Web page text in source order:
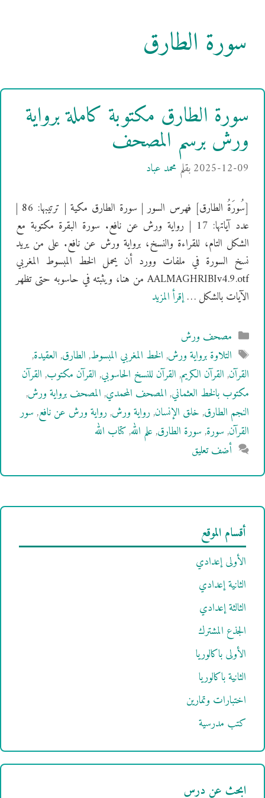
سورة الطارق
سورة الطارق مكتوبة كاملة برواية
ورش برسم المصحف
2025-12-09بقلم محمد عباد
[سُورَةُ الطارق] فهرس السور | سورة الطارق مكية | ترتيبها: 86 |
عدد آياتها: 17 | رواية ورش عن نافع. سورة البقرة مكتوبة مع
الشكل التام، للقراءة والنسخ، برواية ورش عن نافع. على من يريد
نسخ السورة في ملفات وورد أن يحمل الخط المبسوط المغربي
AALMAGHRIBIv4.9.otf من هنا، ويثبته في حاسوبه حتى تظهر
الآيات بالشكل …إقرأ المزيد
التصنيفات
مصحف ورش
الوسوم
التلاوة برواية ورش,الخط المغربي المبسوط,الطارق,العقيدة,
القرآن,القرآن الكريم,القرآن للنسخ الحاسوبي,القرآن مكتوب,القرآن
مكتوب بالخط العثماني,المصحف المحمدي,المصحف برواية ورش,
النجم الطارق,خلق الإنسان,رواية ورش,رواية ورش عن نافع,سور
القرآن,سورة,سورة الطارق,علم الله,كتاب الله
أضف تعليق
أقسام الموقع
الأولى إعدادي
الثانية إعدادي
الثالثة إعدادي
الجذع المشترك
الأولى باكالوريا
الثانية باكالوريا
اختبارات وتمارين
كتب مدرسية
ابحث عن درس